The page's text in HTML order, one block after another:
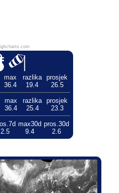
max
36.4
razlika
19.4
prosjek
26.5
max
36.4
razlika
25.4
prosjek
23.3
2.5
max30d
9.4
pros.30d
2.6